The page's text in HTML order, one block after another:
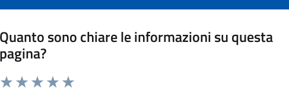
Quanto sono chiare le informazioni su questa
pagina?